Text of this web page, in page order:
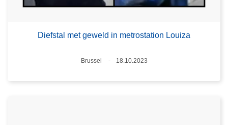
Diefstal met geweld in metrostation Louiza
Plaats
Brussel
18.10.2023